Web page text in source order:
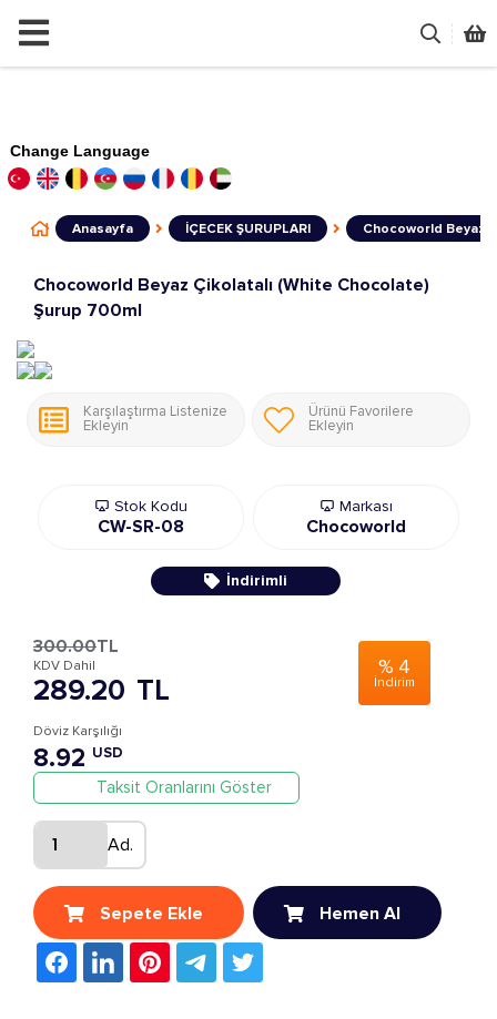
Change Language
Anasayfa İÇECEK ŞURUPLARI Chocoworld Beyaz
Chocoworld Beyaz Çikolatalı (White Chocolate)
Şurup 700ml
Karşılaştırma Listenize
Ekleyin
Ürünü Favorilere
Ekleyin
Stok Kodu
CW-SR-08
Markası
Chocoworld
İndirimli
% 4
İndirim
300.00TL
289.20 TL
KDV Dahil
Döviz Karşılığı
8.92 USD
Taksit Oranlarını Göster
Ad.
Sepete Ekle Hemen Al